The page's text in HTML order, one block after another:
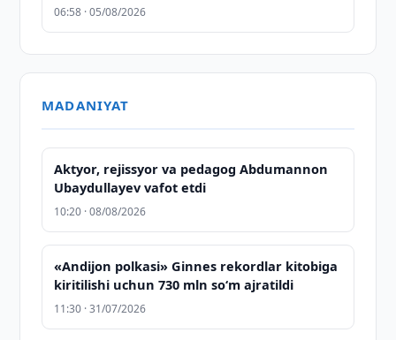
06:58 · 05/08/2026
MADANIYAT
Aktyor, rejissyor va pedagog Abdumannon
Ubaydullayev vafot etdi
10:20 · 08/08/2026
«Andijon polkasi» Ginnes rekordlar kitobiga
kiritilishi uchun 730 mln so‘m ajratildi
11:30 · 31/07/2026